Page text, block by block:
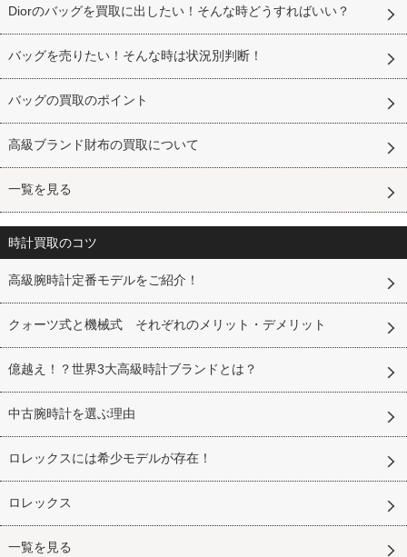
Diorのバッグを買取に出したい！そんな時どうすればいい？
バッグを売りたい！そんな時は状況別判断！
バッグの買取のポイント
高級ブランド財布の買取について
一覧を見る
時計買取のコツ
高級腕時計定番モデルをご紹介！
クォーツ式と機械式 それぞれのメリット・デメリット
億越え！？世界3大高級時計ブランドとは？
中古腕時計を選ぶ理由
ロレックスには希少モデルが存在！
ロレックス
一覧を見る